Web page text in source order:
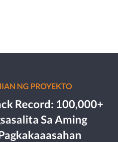
NG PROYEKTO
Record: 100,000+
Sa Aming